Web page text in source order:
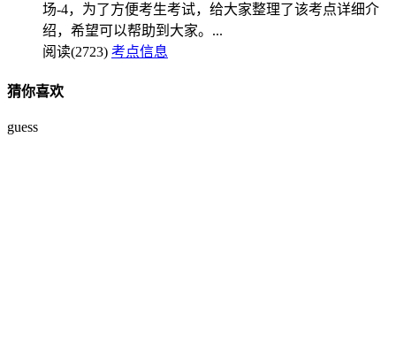
场-4，为了方便考生考试，给大家整理了该考点详细介
绍，希望可以帮助到大家。...
阅读(2723) 考点信息
猜你喜欢
guess